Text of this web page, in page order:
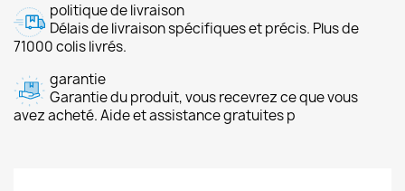
politique de livraison
Délais de livraison spécifiques et précis. Plus de
71000 colis livrés.
garantie
Garantie du produit, vous recevrez ce que vous
avez acheté. Aide et assistance gratuites p